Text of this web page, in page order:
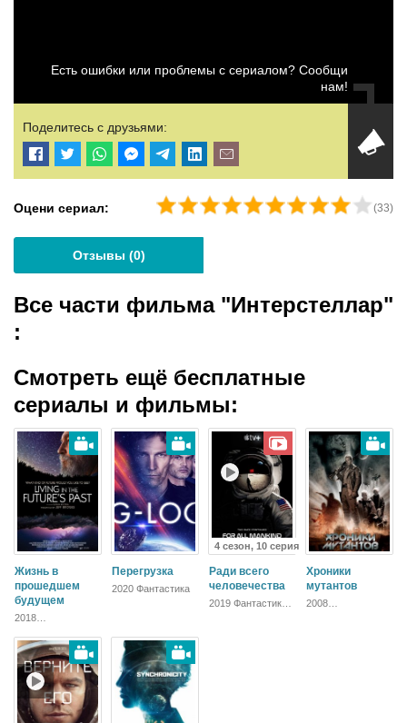
Есть ошибки или проблемы с сериалом? Сообщи
нам!
Поделитесь с друзьями:
Оцени сериал: (33)
Отзывы (0)
Все части фильма "Интерстеллар"
:
Смотреть ещё бесплатные
сериалы и фильмы:
Жизнь в
прошедшем
будущем
2018
Зарубежный
Перегрузка
2020 Фантастика
4 сезон, 10 серия
Ради всего
человечества
2019 Фантастика,
Хроники
мутантов
2008